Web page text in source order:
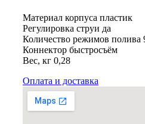
Материал корпуса пластик
Регулировка струи да
Количество режимов полива
Коннектор быстросъём
Вес, кг 0,28
Оплата и доставка